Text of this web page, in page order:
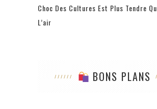
Choc Des Cultures Est Plus Tendre
L’air
BONS PLANS